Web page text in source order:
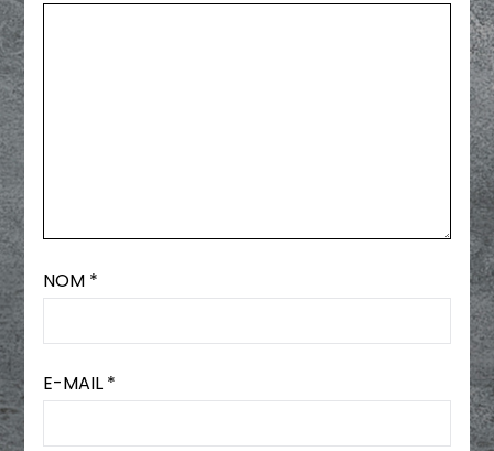
NOM *
E-MAIL *